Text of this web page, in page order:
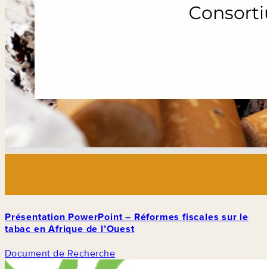
Présentation PowerPoint – Réformes fiscales sur le
tabac en Afrique de l’Ouest
Document de Recherche